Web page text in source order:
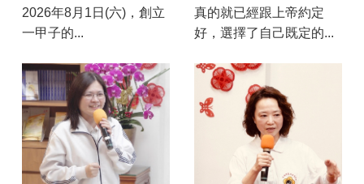
2026年8月1日(六)，創立
一甲子的...
真的就已經跟上帝約定
好，選擇了自己既定的...